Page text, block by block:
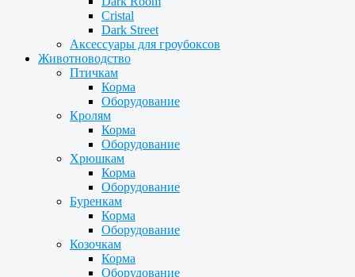
Cristal
Dark Street
Аксессуары для гроубоксов
Животноводство
Птичкам
Корма
Оборудование
Кролям
Корма
Оборудование
Хрюшкам
Корма
Оборудование
Буренкам
Корма
Оборудование
Козочкам
Корма
Оборудование